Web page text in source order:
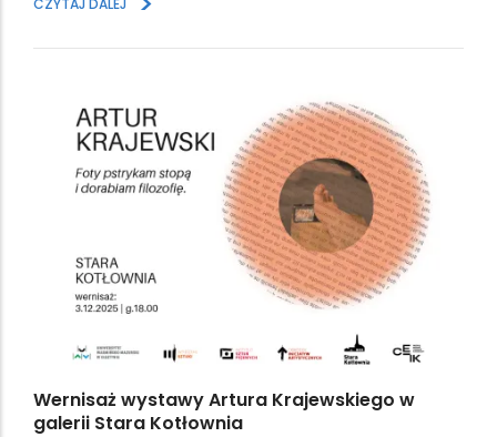
Wernisaż wystawy Artura Krajewskiego w
galerii Stara Kotłownia